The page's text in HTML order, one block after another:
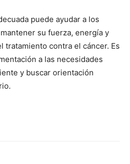
puede ayudar a los
su fuerza, energía y
tratamiento contra el cáncer. Es
a las necesidades
y buscar orientación